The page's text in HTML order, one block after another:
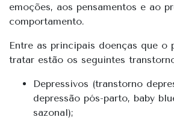
emoções, aos pensamentos e ao
comportamento.
Entre as principais doenças que o
tratar estão os seguintes
Depressivos (transtorno
depressão pós-parto, baby
sazonal);